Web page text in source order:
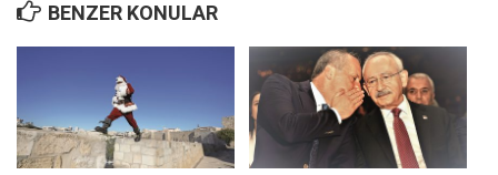
BENZER KONULAR